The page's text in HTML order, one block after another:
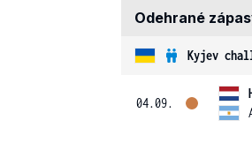
Odehrané
Kyjev
04.09.